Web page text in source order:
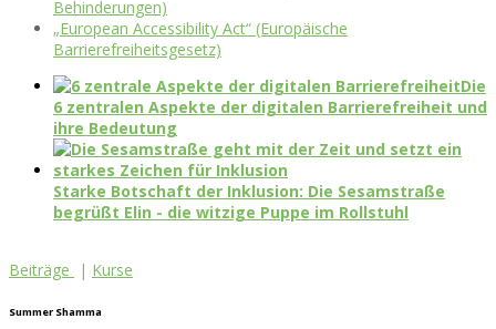
Behinderungen)
„European Accessibility Act“ (Europäische
Barrierefreiheitsgesetz)
Die
6 zentralen Aspekte der digitalen Barrierefreiheit und
ihre Bedeutung
Starke Botschaft der Inklusion: Die Sesamstraße
begrüßt Elin - die witzige Puppe im Rollstuhl
Beiträge | Kurse
Summer Shamma